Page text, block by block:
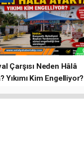
Çarşısı Neden Hâlâ
Yıkımı Kim Engelliyor?